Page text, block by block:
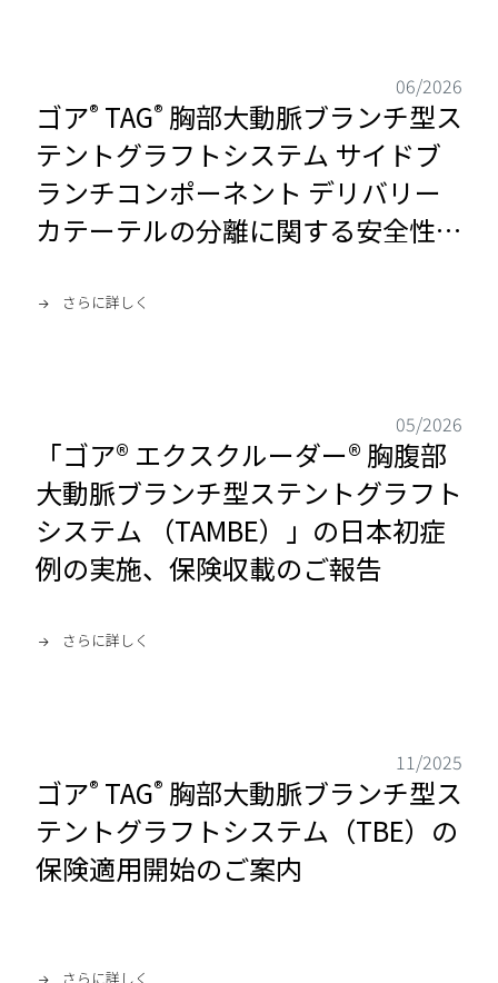
06/2026
ゴア® TAG® 胸部大動脈ブランチ型ス
テントグラフトシステム サイドブ
ランチコンポーネント デリバリー
カテーテルの分離に関する安全性情
さらに詳しく
05/2026
「ゴア® エクスクルーダー® 胸腹部
大動脈ブランチ型ステントグラフト
システム （TAMBE）」の日本初症
例の実施、保険収載のご報告
さらに詳しく
11/2025
ゴア® TAG® 胸部大動脈ブランチ型ス
テントグラフトシステム（TBE）の
保険適用開始のご案内
さらに詳しく